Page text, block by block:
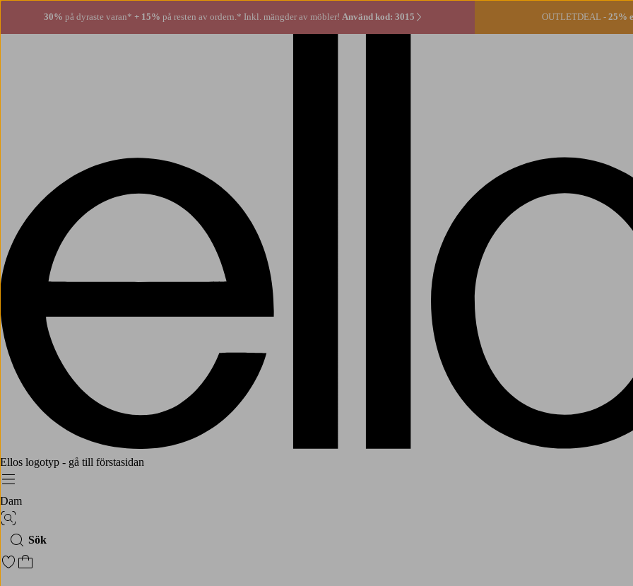
30% på dyraste varan* + 15% på resten av ordern.* Inkl. mängder av möbler! Använd kod: 3015 OUTLETDEAL - 25%
Ellos logotyp - gå till förstasidan
Meny
Dam
Bildsök
Sök
Gå till favoritmarkerade produkter
Gå till kundvagnen